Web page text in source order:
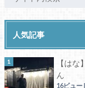
人気記事
【は
ん
16ビュー|